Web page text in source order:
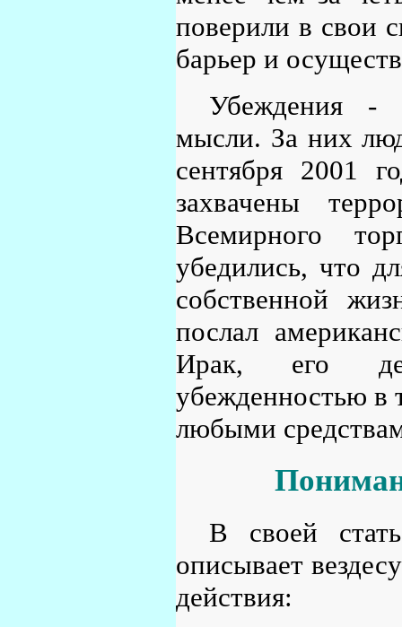
поверили в свои
барьер и
Убеждения -
мысли. За них
сентября 2001
захвачены
Всемирного
убедились, что
собственной
послал
Ирак, его
убежденностью в
любыми
В своей
описывает
действия: